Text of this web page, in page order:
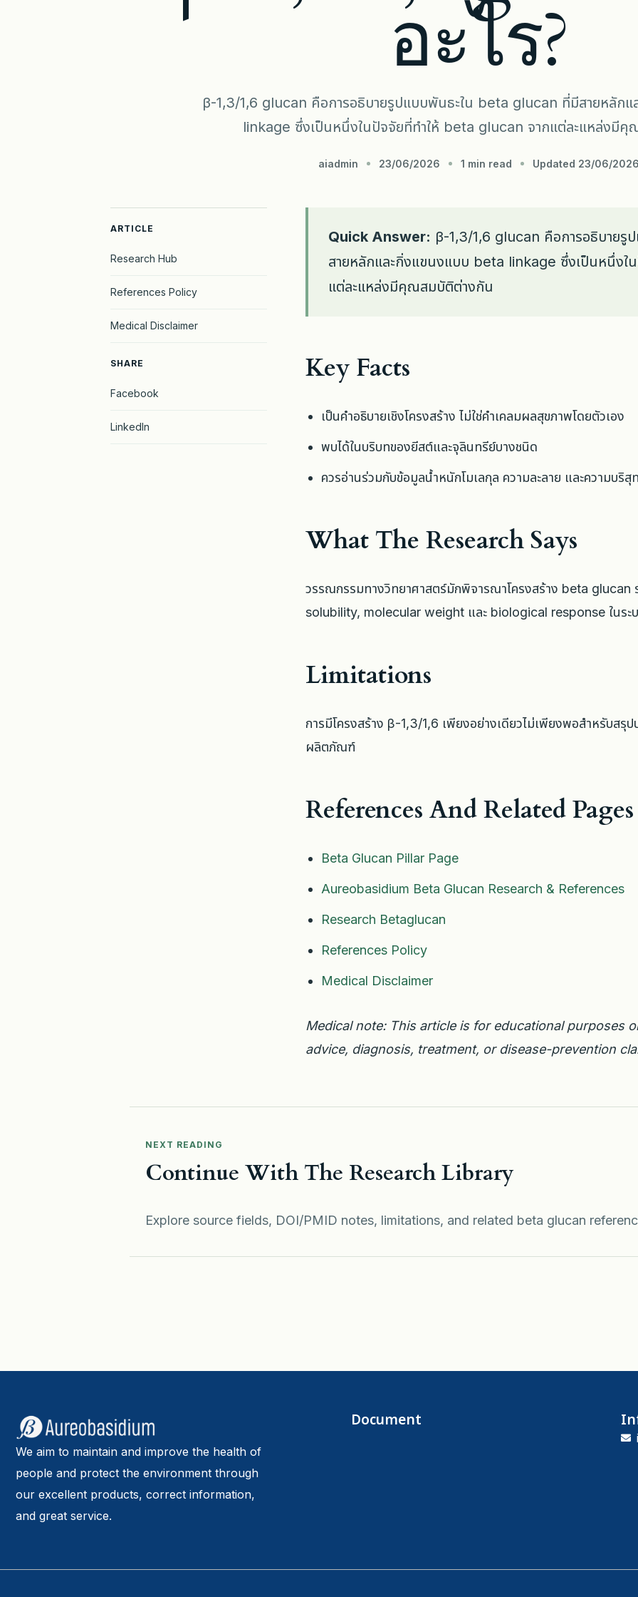
อะไร?
β-1,3/1,6 glucan คือการอธิบายรูปแบบพันธะใน beta glucan ที่มีสายหลัก
linkage ซึ่งเป็นหนึ่งในปัจจัยที่ทำให้ beta glucan จากแต่ละแหล่งมีคุ
aiadmin 23/06/2026 1 min read Updated 23/06/2026
ARTICLE
Research Hub
References Policy
Medical Disclaimer
SHARE
Facebook
LinkedIn
Quick Answer: β-1,3/1,6 glucan คือการอธิบาย
สายหลักและกิ่งแขนงแบบ beta linkage ซึ่งเป็นหนึ่งใ
แต่ละแหล่งมีคุณสมบัติต่างกัน
Key Facts
เป็นคำอธิบายเชิงโครงสร้าง ไม่ใช่คำเคลมผลสุขภาพโดยตัวเอง
พบได้ในบริบทของยีสต์และจุลินทรีย์บางชนิด
ควรอ่านร่วมกับข้อมูลน้ำหนักโมเลกุล ความละลาย และความบริสุ
What The Research Says
วรรณกรรมทางวิทยาศาสตร์มักพิจารณาโครงสร้าง beta
solubility, molecular weight และ biological response ในระ
Limitations
การมีโครงสร้าง β-1,3/1,6 เพียงอย่างเดียวไม่เพียงพอสำหรับสรุ
ผลิตภัณฑ์
References And Related Pages
Beta Glucan Pillar Page
Aureobasidium Beta Glucan Research & References
Research Betaglucan
References Policy
Medical Disclaimer
Medical note: This article is for educational purposes
advice, diagnosis, treatment, or disease-prevention
NEXT READING
Continue With The Research Library
Explore source fields, DOI/PMID notes, limitations, and related beta glucan
We aim to maintain and improve the health of
people and protect the environment through
our excellent products, correct information,
and great service.
Document